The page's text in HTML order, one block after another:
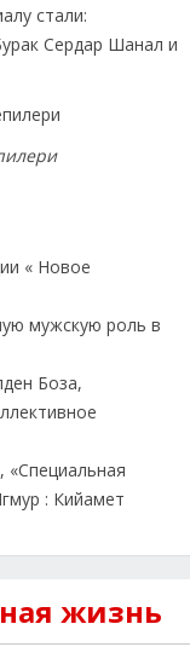
стали:
Сердар Шанал и
« Новое
мужскую роль в
Боза,
: Кийамет
жизнь